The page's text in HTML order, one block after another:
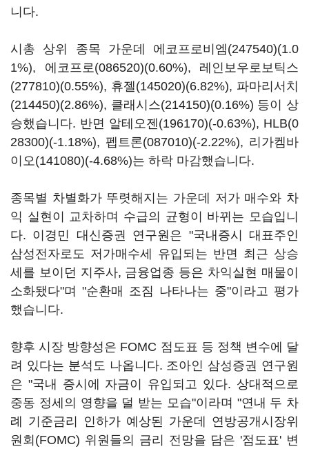
니다.
시총 상위 종목 가운데 에코프로비엠(247540)(1.0
1%), 에코프로(086520)(0.60%), 레인보우로보틱스
(277810)(0.55%), 휴젤(145020)(6.82%), 파마리서치
(214450)(2.86%), 클래시스(214150)(0.16%) 등이 상
승했습니다. 반면 알테오젠(196170)(-0.63%), HLB(0
28300)(-1.18%), 펩트론(087010)(-2.22%), 리가켐바
이오(141080)(-4.68%)는 하락 마감했습니다.
종목별 차별화가 뚜렷해지는 가운데 저가 매수와 차
익 실현이 교차하며 수급의 균형이 바뀌는 모습입니
다. 이경민 대신증권 연구원은 "국내증시 대표주인
삼성전자로도 저가매수세 유입되는 반면 최근 상승
세를 보이던 지주사, 금융업종 등은 차익실현 매물이
소화됐다"며 "순환매 조짐 나타나는 중"이라고 평가
했습니다.
향후 시장 방향성은 FOMC 점도표 등 정책 변수에 달
려 있다는 분석도 나옵니다. 조아인 삼성증권 연구원
은 "국내 증시에 자금이 유입되고 있다. 상대적으로
중동 정세의 영향을 덜 받는 모습"이라며 "연내 두 차
례 기준금리 인하가 예상된 가운데 연방공개시장위
원회(FOMC) 위원들의 금리 전망을 담은 '점도표' 변